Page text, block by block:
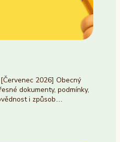
2026] Obecný
dokumenty, podmínky,
i způsob…